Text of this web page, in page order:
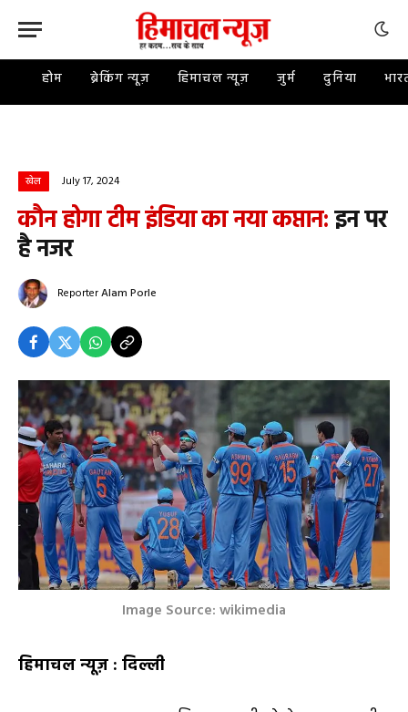
होम ब्रेकिंग न्यूज़ हिमाचल न्यूज़ जुर्म दुनिया
खेल July 17, 2024
कौन होगा टीम इंडिया का नया कप्तान:इन पर
है नजर
ReporterAlam Porle
Image Source: wikimedia
हिमाचल न्यूज़ : दिल्ली